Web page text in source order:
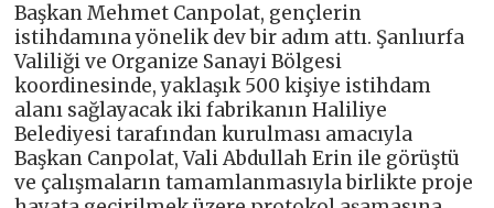
Başkan Mehmet Canpolat, gençlerin
istihdamına yönelik dev bir adım attı. Şanlıurfa
Valiliği ve Organize Sanayi Bölgesi
koordinesinde, yaklaşık 500 kişiye istihdam
alanı sağlayacak iki fabrikanın Haliliye
Belediyesi tarafından kurulması amacıyla
Başkan Canpolat, Vali Abdullah Erin ile görüştü
ve çalışmaların tamamlanmasıyla birlikte proje